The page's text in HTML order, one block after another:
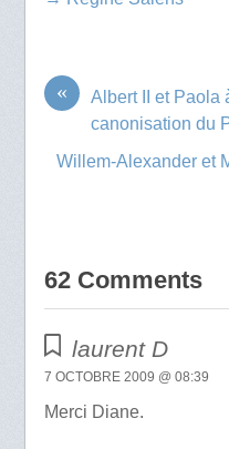
«
Albert II et Paola
canonisation du
Willem-Alexander et
62 Comments
laurent D
7 OCTOBRE 2009 @ 08:39
Merci Diane.